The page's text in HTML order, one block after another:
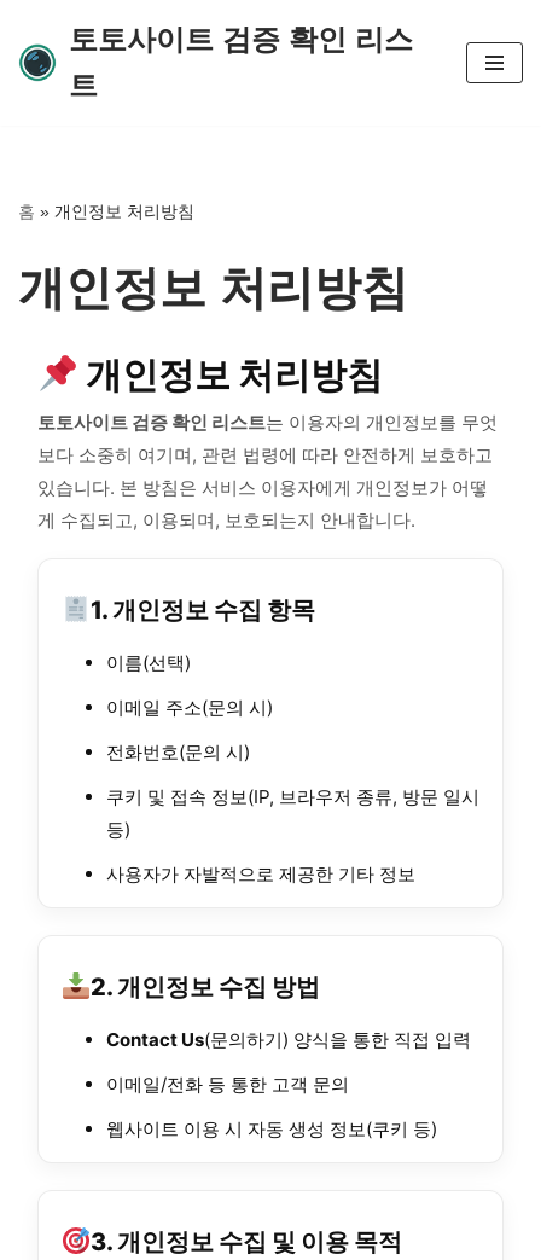
콘
너
기
토토사이트 검증 확인 리스
트
홈 » 개인정보 처리방침
개인정보 처리방침
개인정보 처리방침
토토사이트 검증 확인 리스트는 이용자의 개인정보를 무엇
보다 소중히 여기며, 관련 법령에 따라 안전하게 보호하고
있습니다. 본 방침은 서비스 이용자에게 개인정보가 어떻
게 수집되고, 이용되며, 보호되는지 안내합니다.
1. 개인정보 수집 항목
이름(선택)
이메일 주소(문의 시)
전화번호(문의 시)
쿠키 및 접속 정보(IP, 브라우저 종류, 방문 일시
등)
사용자가 자발적으로 제공한 기타 정보
2. 개인정보 수집 방법
Contact Us(문의하기) 양식을 통한 직접 입력
이메일/전화 등 통한 고객 문의
웹사이트 이용 시 자동 생성 정보(쿠키 등)
3. 개인정보 수집 및 이용 목적